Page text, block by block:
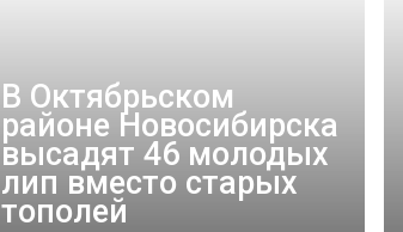
В Октябрьском
районе Новосибирска
высадят 46 молодых
лип вместо старых
тополей